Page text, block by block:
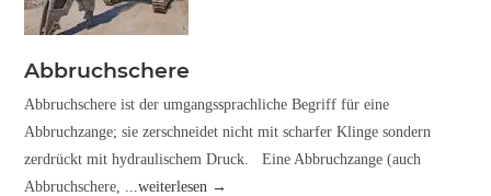
Abbruchschere
Abbruchschere ist der umgangssprachliche Begriff für eine
Abbruchzange; sie zerschneidet nicht mit scharfer Klinge sondern
zerdrückt mit hydraulischem Druck. Eine Abbruchzange (auch
Abbruchschere, ...weiterlesen →